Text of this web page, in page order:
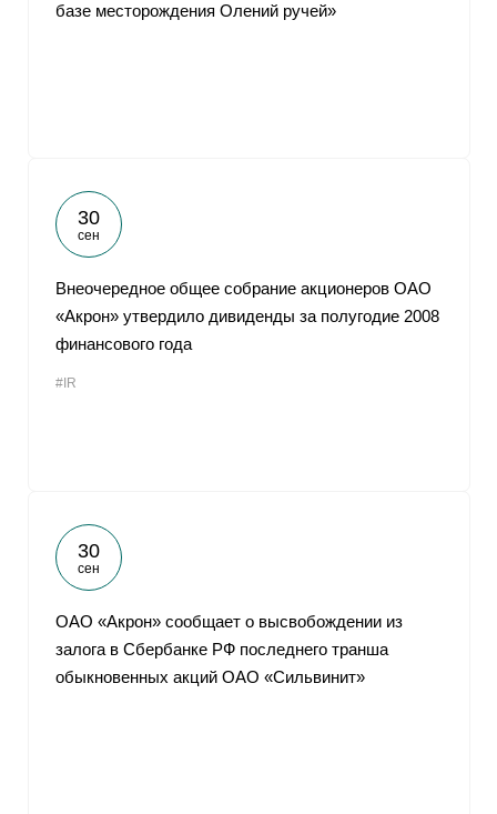
базе месторождения Олений ручей»
30
сен
Внеочередное общее собрание акционеров ОАО
«Акрон» утвердило дивиденды за полугодие 2008
финансового года
#IR
30
сен
ОАО «Акрон» сообщает о высвобождении из
залога в Сбербанке РФ последнего транша
обыкновенных акций ОАО «Сильвинит»